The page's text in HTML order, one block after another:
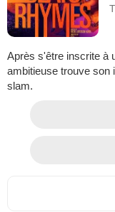
Après s'être inscrite à
ambitieuse trouve son
slam.